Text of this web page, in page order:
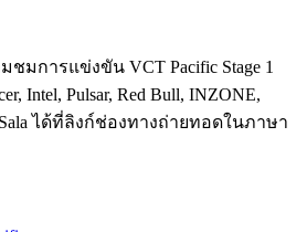
มการแข่งขัน VCT Pacific Stage 1
Intel, Pulsar, Red Bull, INZONE,
ได้ที่ลิงก์ช่องทางถ่ายทอดในภาษา